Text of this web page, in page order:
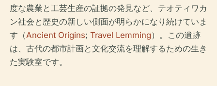
度な農業と工芸生産の証拠の発見など、テオティワカ
ン社会と歴史の新しい側面が明らかになり続けていま
す（Ancient Origins; Travel Lemming）。この遺跡
は、古代の都市計画と文化交流を理解するための生き
た実験室です。